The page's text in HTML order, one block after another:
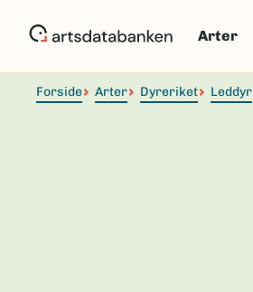
Arter
Forside Arter Dyreriket Leddyr